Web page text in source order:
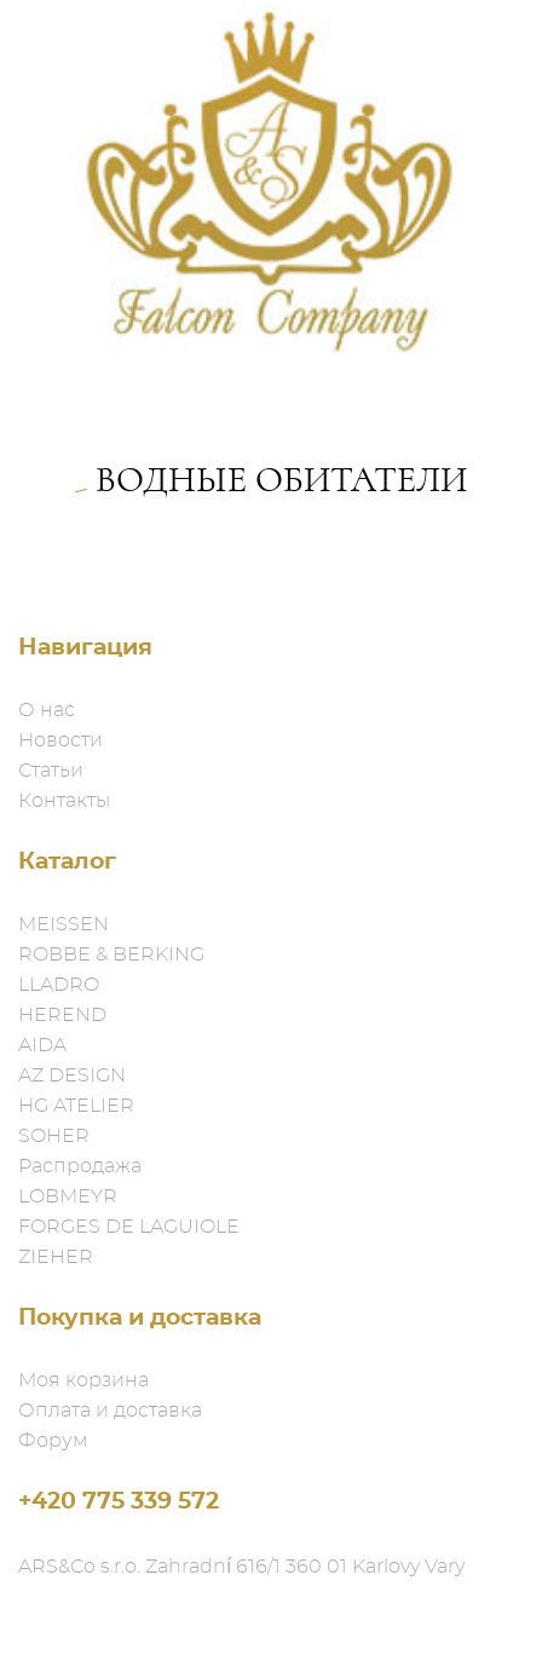
ВОДНЫЕ ОБИТАТЕЛИ
Навигация
О нас
Новости
Статьи
Контакты
Каталог
MEISSEN
ROBBE & BERKING
LLADRO
HEREND
AIDA
AZ DESIGN
HG ATELIER
SOHER
Распродажа
LOBMEYR
FORGES DE LAGUIOLE
ZIEHER
Покупка и доставка
Моя корзина
Оплата и доставка
Форум
+420 775 339 572
ARS&Co s.r.o. Zahradní 616/1 360 01 Karlovy Vary